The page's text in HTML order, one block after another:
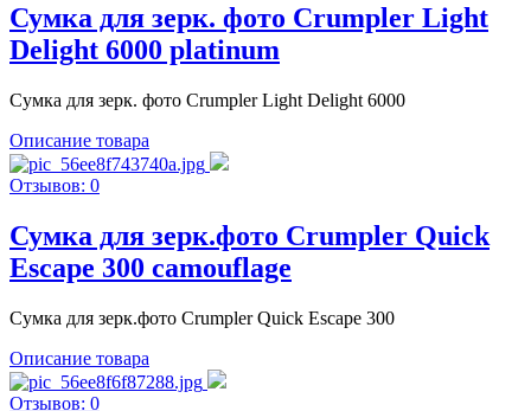
Сумка для зерк. фото Crumpler Light
Delight 6000 platinum
Сумка для зерк. фото Crumpler Light Delight 6000
Описание товара
Отзывов: 0
Сумка для зерк.фото Crumpler Quick
Escape 300 camouflage
Сумка для зерк.фото Crumpler Quick Escape 300
Описание товара
Отзывов: 0